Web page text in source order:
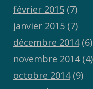
février 2015(7)
janvier 2015(7)
décembre 2014(6)
novembre 2014(4)
octobre 2014(9)